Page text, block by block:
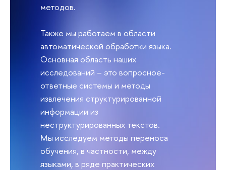
методов.
Также мы работаем в области
автоматической обработки языка.
Основная область наших
исследований – это вопросное-
ответные системы и методы
извлечения структурированной
информации из
неструктурированных текстов.
Мы исследуем методы переноса
обучения, в частности, между
языками, в ряде практических